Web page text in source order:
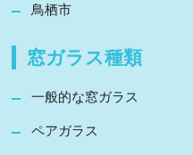
鳥栖市
窓ガラス種類
一般的な窓ガラス
ペアガラス